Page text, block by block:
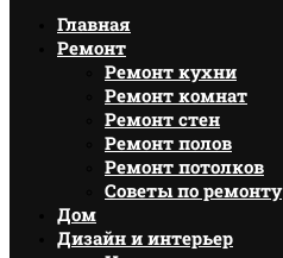
Главная
Ремонт
Ремонт кухни
Ремонт комнат
Ремонт стен
Ремонт полов
Ремонт потолков
Советы по ремонту
Дом
Дизайн и интерьер